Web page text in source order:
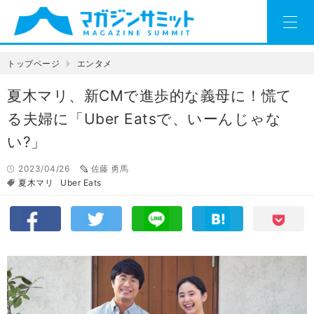
トップページ エンタメ
夏木マリ、新CMで進歩的な義母に！慌て
る夫婦に「Uber Eatsで、いーんじゃな
い?」
2023/04/26
佐藤 勇馬
夏木マリ
Uber Eats